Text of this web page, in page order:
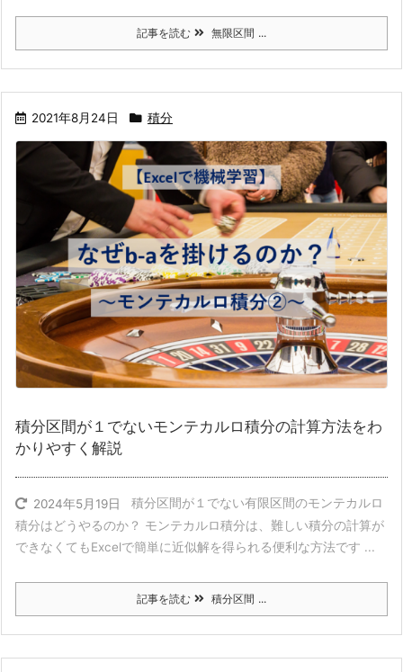
記事を読む 無限区間 ...
2021年8月24日 積分
積分区間が１でないモンテカルロ積分の計算方法をわ
かりやすく解説
2024年5月19日
積分区間が１でない有限区間のモンテカルロ
積分はどうやるのか？ モンテカルロ積分は、難しい積分の計算が
できなくてもExcelで簡単に近似解を得られる便利な方法です ...
記事を読む 積分区間 ...